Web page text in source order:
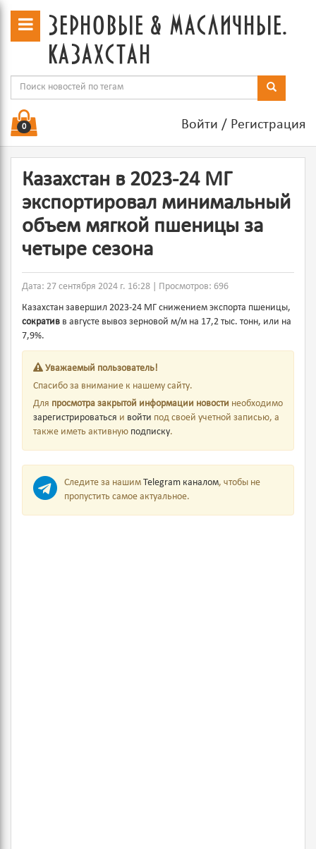
зерновые & масличные.
казахстан
Войти / Регистрация
0
Казахстан в 2023-24 МГ
экспортировал минимальный
объем мягкой пшеницы за
четыре сезона
Дата: 27 сентября 2024 г. 16:28 | Просмотров: 696
Казахстан завершил 2023-24 МГ снижением экспорта пшеницы,
сократив в августе вывоз зерновой м/м на 17,2 тыс. тонн, или на
7,9%.
Уважаемый пользователь!
Спасибо за внимание к нашему сайту.
Для просмотра закрытой информации новости необходимо
зарегистрироваться и войти под своей учетной записью, а
также иметь активную подписку.
Следите за нашим Telegram каналом, чтобы не
пропустить самое актуальное.